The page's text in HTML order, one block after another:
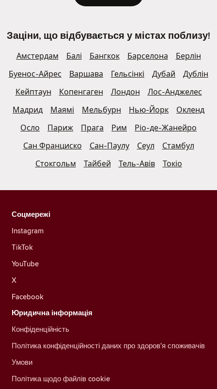
Заціни, що відбувається у містах поблизу!
Амстердам Балі Бангкок Барселона
Берлін
Буенос-Айрес
Варшава Гельсінкі Дубай
Дублін
Кейптаун
Копенгаген Лондон
Лос-Анджелес
Мадрид
Маямі Мельбурн Нью-Йорк
Окленд
Осло
Париж Прага Рим
Ріо-де-Жанейро
Сан Франциско
Сан-Паулу Сеул
Стамбул
Стокгольм
Тайбей Тель-Авів Токіо
Соцмережі
Instagram
TikTok
YouTube
X
Facebook
Юридична інформація
Конфіденційність
Політика конфіденційності даних про здоров'я споживачів
Умови
Політика щодо файлів cookie